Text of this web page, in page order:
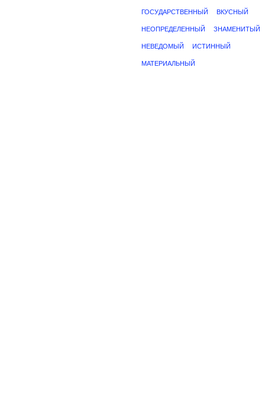
ГОСУДАРСТВЕННЫЙ ВКУСНЫЙ
НЕОПРЕДЕЛЕННЫЙ ЗНАМЕНИТЫЙ
НЕВЕДОМЫЙ ИСТИННЫЙ
МАТЕРИАЛЬНЫЙ